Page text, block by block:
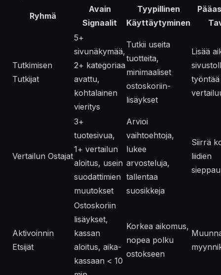
Ryhmä
Avain
Signaalit
Tyypillinen
Käyttäytyminen
Tutkimisen
Tutkijat
5+
sivunäkymää,
2+ kategoriaa
avattu,
kohtalainen
vieritys
Tutkii useita
tuotteita,
minimaaliset
ostoskoriin-
lisäykset
Lisää
työntää
Vertailun Ostajat
3+
tuotesivua,
1+ vertailun
aloitus, usein
suodattimien
muutokset
Arvioi
vaihtoehtoja,
lukee
arvosteluja,
tallentaa
suosikkeja
Siirrä
liidien
Aktivoinnin
Etsijät
Ostoskoriin
lisäykset,
kassan
aloitus, aika-
kassaan < 10
Korkea aikomus,
nopea polku
ostokseen